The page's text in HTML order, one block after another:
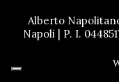
Alberto
Napoli | P. I.